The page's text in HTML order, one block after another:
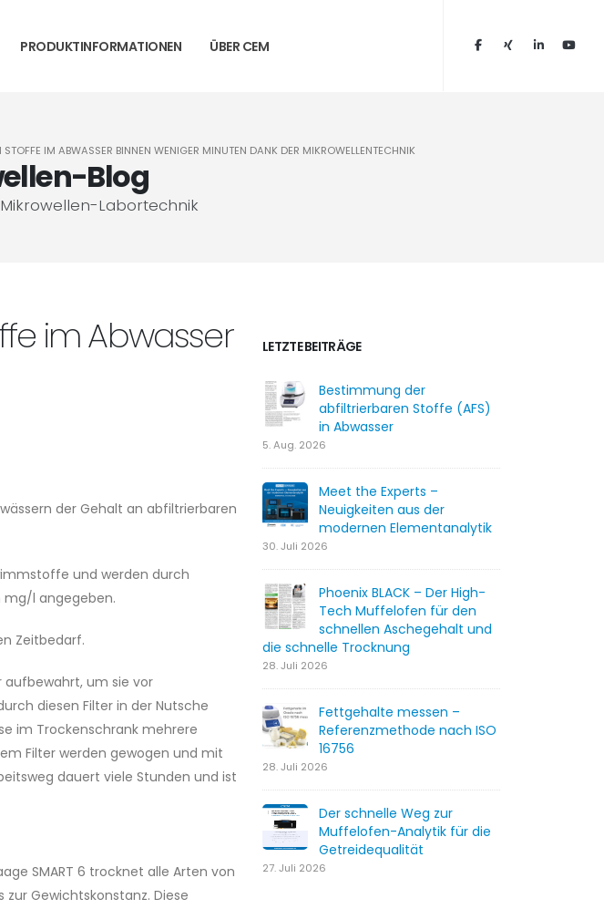
PRODUKTINFORMATIONEN ÜBER CEM
Blog
Labortechnik
STOFFE IM ABWASSER BINNEN WENIGER MINUTEN DANK DER MIKROWELLENTECHNIK
LETZTE BEITRÄGE
Bestimmung der
abfiltrierbaren Stoffe (AFS)
in Abwasser
5. Aug. 2026
Meet the Experts –
Neuigkeiten aus der
modernen Elementanalytik
30. Juli 2026
Phoenix BLACK – Der High-
Tech Muffelofen für den
schnellen Aschegehalt und
die schnelle Trocknung
28. Juli 2026
Fettgehalte messen –
Referenzmethode nach ISO
16756
28. Juli 2026
Der schnelle Weg zur
Muffelofen-Analytik für die
Getreidequalität
27. Juli 2026
im Abwasser
der Gehalt an abfiltrierbaren
und werden durch
mg/l angegeben.
Zeitbedarf.
aufbewahrt, um sie vor
diesen Filter in der Nutsche
im Trockenschrank mehrere
Filter werden gewogen und mit
dauert viele Stunden und ist
SMART 6 trocknet alle Arten von
zur Gewichtskonstanz. Diese